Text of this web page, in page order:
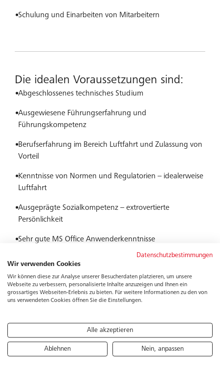
Schulung und Einarbeiten von Mitarbeitern
Die idealen Voraussetzungen sind:
Abgeschlossenes technisches Studium
Ausgewiesene Führungserfahrung und
Führungskompetenz
Berufserfahrung im Bereich Luftfahrt und Zulassung von
Vorteil
Kenntnisse von Normen und Regulatorien – idealerweise
Luftfahrt
Ausgeprägte Sozialkompetenz – extrovertierte
Persönlichkeit
Sehr gute MS Office Anwenderkenntnisse
Verhandlungssicher in deutsch und englisch
Wir bieten:
Bucher Leichtbau ist darauf spezialisiert, hochwertige
Innenausstattungen für Verkehrsflugzeuge und
Datenschutzbestimmungen
Wir verwenden Cookies
Wir können diese zur Analyse unserer Besucherdaten platzieren, um unsere
Webseite zu verbessern, personalisierte Inhalte anzuzeigen und Ihnen ein
grossartiges Webseiten-Erlebnis zu bieten. Für weitere Informationen zu den von
uns verwendeten Cookies öffnen Sie die Einstellungen.
Alle akzeptieren
Ablehnen Nein, anpassen